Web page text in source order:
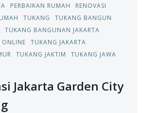
PERBAIKAN RUMAH
RENOVASI
TUKANG
TUKANG BANGUN
TUKANG BANGUNAN JAKARTA
TUKANG JAKARTA
TUKANG JAKTIM
TUKANG JAWA
Jakarta Garden City